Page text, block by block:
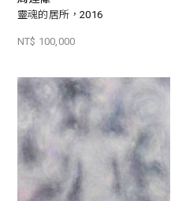
靈魂的居所，2016
NT$ 100,000